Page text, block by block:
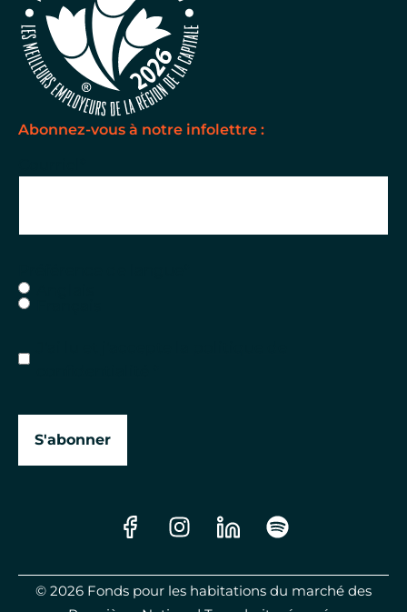
Abonnez-vous à notre infolettre :
S'abonner
© 2026 Fonds pour les habitations du marché des